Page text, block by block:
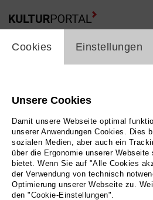
cookie_layer
Cookies Einstellungen
Unsere Cookies
Damit unsere Webseite optimal
unserer Anwendungen Cookies. Dies
sozialen Medien, aber auch ein
über die Ergonomie unserer
bietet. Wenn Sie auf "Alle Cookies
der Verwendung von technisch
Optimierung unserer Webseite zu.
den "Cookie-Einstellungen".